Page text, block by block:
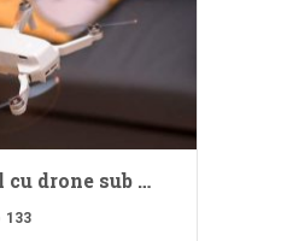
drone sub …
133